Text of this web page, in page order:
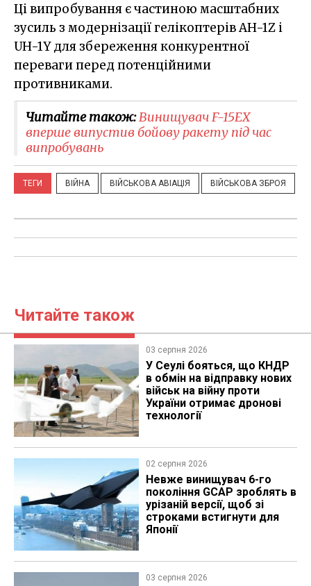
Ці випробування є частиною масштабних
зусиль з модернізації гелікоптерів AH-1Z і
UH-1Y для збереження конкурентної
переваги перед потенційними
противниками.
Читайте також:Винищувач F-15EX
вперше випустив бойову ракету під час
випробувань
ТЕГИ ВІЙНА ВІЙСЬКОВА АВІАЦІЯ ВІЙСЬКОВА ЗБРОЯ
Читайте також
03 серпня 2026
У Сеулі бояться, що КНДР
в обмін на відправку нових
військ на війну проти
України отримає дронові
технології
02 серпня 2026
Невже винищувач 6-го
покоління GCAP зроблять в
урізаній версії, щоб зі
строками встигнути для
Японії
03 серпня 2026